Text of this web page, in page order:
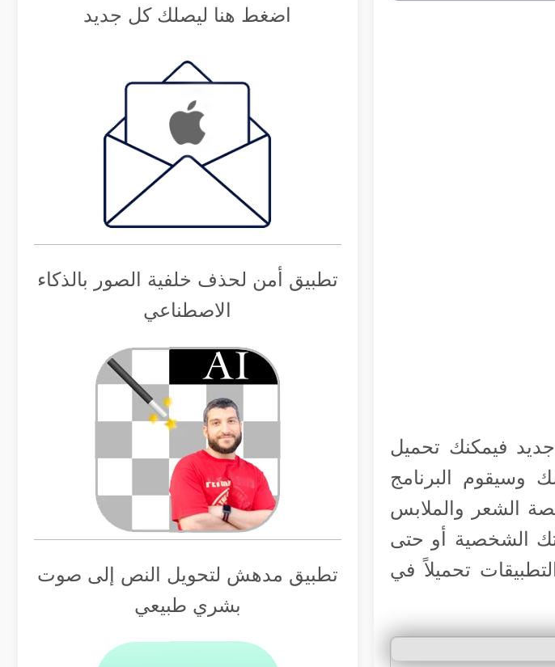
فيمكنك تحميل
وسيقوم البرنامج
الشعر والملابس
الشخصية أو حتى
تحميلاً في
اضغط هنا ليصلك كل جديد
تطبيق أمن لحذف خلفية الصور بالذكاء
الاصطناعي
تطبيق مدهش لتحويل النص إلى صوت
بشري طبيعي